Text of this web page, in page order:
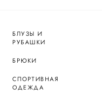
БЛУЗЫ И
РУБАШКИ
БРЮКИ
СПОРТИВНАЯ
ОДЕЖДА